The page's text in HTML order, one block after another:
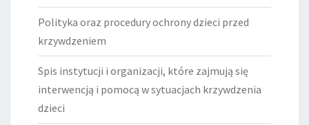
Polityka oraz procedury ochrony dzieci przed
krzywdzeniem
Spis instytucji i organizacji, które zajmują się
interwencją i pomocą w sytuacjach krzywdzenia
dzieci